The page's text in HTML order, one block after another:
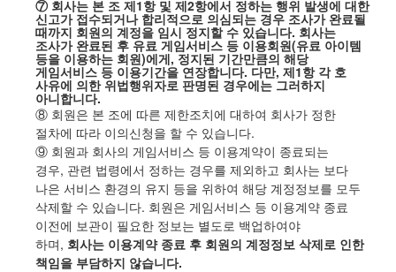
⑦ 회사는 본 조 제1항 및 제2항에서 정하는 행위 발생에 대한
신고가 접수되거나 합리적으로 의심되는 경우 조사가 완료될
때까지 회원의 계정을 임시 정지할 수 있습니다. 회사는
조사가 완료된 후 유료 게임서비스 등 이용회원(유료 아이템
등을 이용하는 회원)에게,정지된 기간만큼의 해당
게임서비스 등 이용기간을 연장합니다. 다만, 제1항 각 호
사유에 의한 위법행위자로 판명된 경우에는 그러하지
아니합니다.
⑧ 회원은 본 조에 따른 제한조치에 대하여 회사가 정한
절차에 따라 이의신청을 할 수 있습니다.
⑨ 회원과 회사의 게임서비스 등 이용계약이 종료되는
경우, 관련 법령에서 정하는 경우를 제외하고 회사는 보다
나은 서비스 환경의 유지 등을 위하여 해당 계정정보를 모두
삭제할 수 있습니다. 회원은 게임서비스 등 이용계약 종료
이전에 보관이 필요한 정보는 별도로 백업하여야
하며, 회사는 이용계약 종료 후 회원의 계정정보 삭제로 인한
책임을 부담하지 않습니다.